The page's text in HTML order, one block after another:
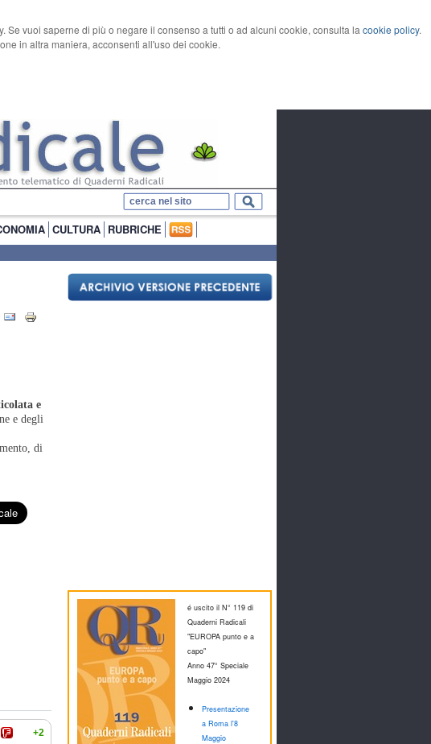
vuoi saperne di più o negare il consenso a tutti o ad alcuni cookie, consulta la cookie policy.
in altra maniera, acconsenti all'uso dei cookie.
CULTURA RUBRICHE
e
e degli
di
+2
é uscito il N° 119 di
Quaderni Radicali
"EUROPA punto e a
capo"
Anno 47° Speciale
Maggio 2024
Presentazione
a Roma l'8
Maggio